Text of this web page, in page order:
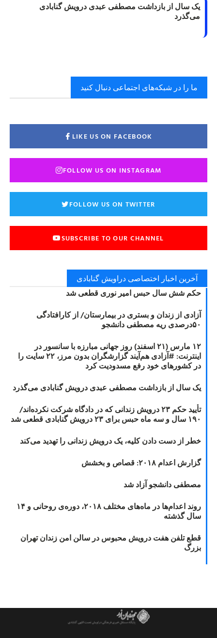
یک سال از بازداشت مصطفی عبدی درویش گنابادی
می‌گذرد
ما را در شبکه‌های اجتماعی دنبال کنید
LIKE US ON FACEBOOK
FOLLOW US ON INSTAGRAM
FOLLOW US ON TWITTER
SUBSCRIBE TO OUR CHANNEL
آخرین اخبار اختصاصی دراویش گنابادی
حکم شش سال حبس امیر نوری قطعی شد
آزادی از زندان و بستری در بیمارستان/ از کارافتادگی
۵۰درصدی ریه مصطفی دانشجو
۱۲ مارس (۲۱ اسفند) روز جهانی مبارزه با سانسور در
اینترنت: #آزادی هم‌آیند گزارشگران‌ بدون مرز، ۲۲ سایت را
در کشورهای خود رفع مسدودیت کرد
یک سال از بازداشت مصطفی عبدی درویش گنابادی می‌گذرد
تأیید حکم ۲۳ درویش زندانی که در دادگاه شرکت نکرده‌اند/
۱۹۰ سال و سه ماه حبس برای ۲۳ درویش گنابادی قطعی شد
خطر از دست دادن کلیه، یک درویش زندانی را تهدید می‌کند
گزارش اعدام ۲۰۱۸: قصاص و بخشش
مصطفی دانشجو آزاد شد
روند اعدام‌ها در ماه‌های مختلف ۲۰۱۸، دوره‌ی روحانی و ۱۴
سال گذشته
قطع تلفن هفت درویش محبوس در سالن امن زندان تهران
بزرگ